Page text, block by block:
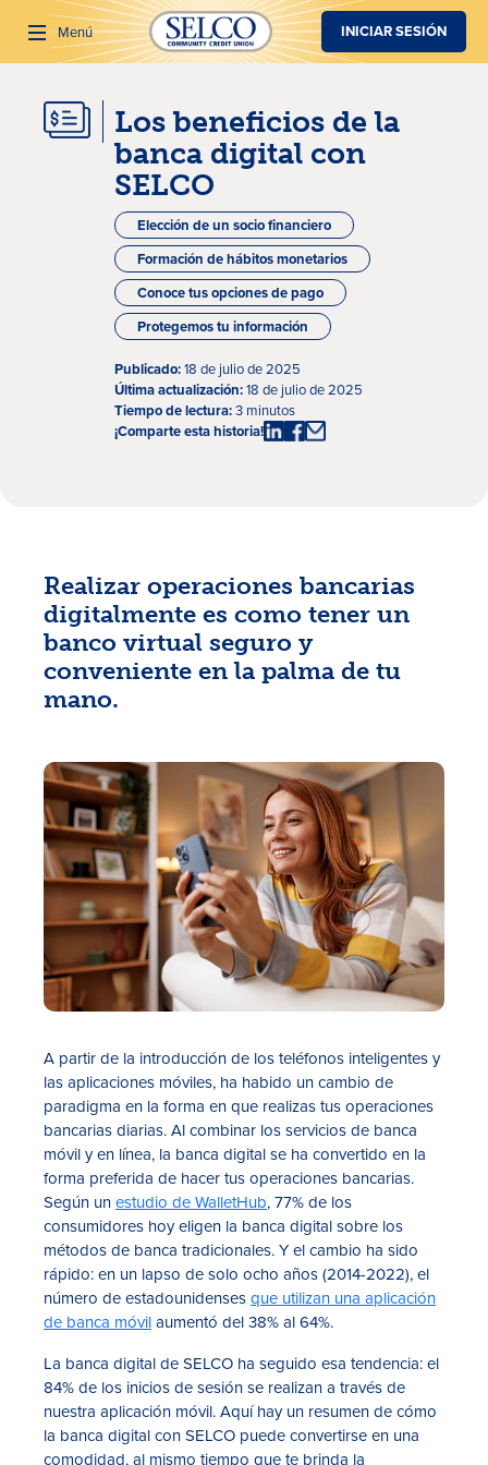
SALTAR AL CONTENIDO PRINCIPAL
Menú
Tasas
Contáctanos
Hazte miembro
Registrarse en la banca digital
In English
INICIAR SESIÓN
Los beneficios de la
banca digital con
SELCO
Elección de un socio financiero
Formación de hábitos monetarios
Conoce tus opciones de pago
Protegemos tu información
Publicado:18 de julio de 2025
Última actualización:18 de julio de 2025
Tiempo de lectura:3 minutos
¡Comparte esta historia!
Realizar operaciones bancarias
digitalmente es como tener un
banco virtual seguro y
conveniente en la palma de tu
mano.
A partir de la introducción de los teléfonos inteligentes y
las aplicaciones móviles, ha habido un cambio de
paradigma en la forma en que realizas tus operaciones
bancarias diarias. Al combinar los servicios de banca
móvil y en línea, la banca digital se ha convertido en la
forma preferida de hacer tus operaciones bancarias.
Según unestudio de WalletHub, 77% de los
consumidores hoy eligen la banca digital sobre los
métodos de banca tradicionales. Y el cambio ha sido
rápido: en un lapso de solo ocho años (2014-2022), el
número de estadounidensesque utilizan una aplicación
de banca móvilaumentó del 38% al 64%.
La banca digital de SELCO ha seguido esa tendencia: el
84% de los inicios de sesión se realizan a través de
nuestra aplicación móvil. Aquí hay un resumen de cómo
la banca digital con SELCO puede convertirse en una
comodidad, al mismo tiempo que te brinda la